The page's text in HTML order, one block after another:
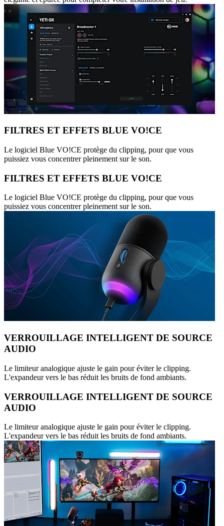
FILTRES ET EFFETS BLUE VO!CE
Le logiciel Blue VO!CE protège du clipping, pour que vous
puissiez vous concentrer pleinement sur le son.
FILTRES ET EFFETS BLUE VO!CE
Le logiciel Blue VO!CE protège du clipping, pour que vous
puissiez vous concentrer pleinement sur le son.
VERROUILLAGE INTELLIGENT DE SOURCE
AUDIO
Le limiteur analogique ajuste le gain pour éviter le clipping.
L'expandeur vers le bas réduit les bruits de fond ambiants.
VERROUILLAGE INTELLIGENT DE SOURCE
AUDIO
Le limiteur analogique ajuste le gain pour éviter le clipping.
L'expandeur vers le bas réduit les bruits de fond ambiants.